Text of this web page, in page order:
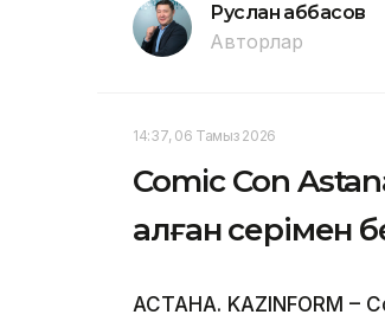
Руслан Ғаббасов
Авторлар
14:37, 06 Тамыз 2026
Comic Con
алған әсерімен
АСТАНА. KAZINFORM –